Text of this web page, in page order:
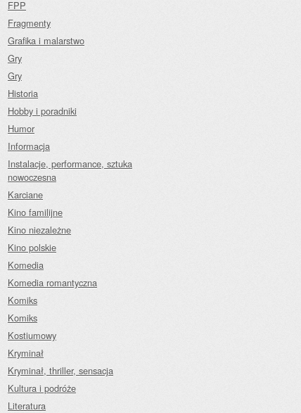
FPP
Fragmenty
Grafika i malarstwo
Gry
Gry
Historia
Hobby i poradniki
Humor
Informacja
Instalacje, performance, sztuka
nowoczesna
Karciane
Kino familijne
Kino niezależne
Kino polskie
Komedia
Komedia romantyczna
Komiks
Komiks
Kostiumowy
Kryminał
Kryminał, thriller, sensacja
Kultura i podróże
Literatura